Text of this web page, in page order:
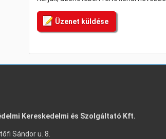
Üzenet küldése
Kereskedelmi és Szolgáltató Kft.
Sándor u. 8.